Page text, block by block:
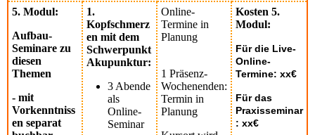
5. Modul:
Aufbau-
Seminare zu
diesen
Themen
- mit
Vorkenntniss
en separat
1.
Kopfschmerz
en mit dem
Schwerpunkt
Akupunktur:
3 Abende
als
Online-
Seminar
Online-
Termine in
Planung
1 Präsenz-
Wochenenden:
Termin in
Planung
Kosten 5.
Modul:
Für die Live-
Online-
Termine: xx€
Für das
Praxisseminar
: xx€